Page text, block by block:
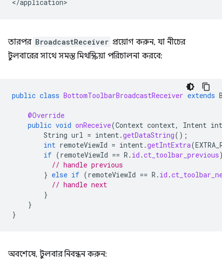
তারপর BroadcastReceiver প্রয়োগ করুন, যা নীচের
টুলবারের সাথে সমস্ত মিথস্ক্রিয়া পরিচালনা করবে:
public class BottomToolbarBroadcastReceiver extends
@Override
public void onReceive(Context context, Intent
String url = intent .getDataString();
int remoteViewId = intent .getIntExtra(
if (remoteViewId == R . id .ct_toolbar_previous
// handle previous
} else if (remoteViewId == R . id .
// handle next
}
}
}
অবশেষে, টুলবার নিবন্ধন করুন: